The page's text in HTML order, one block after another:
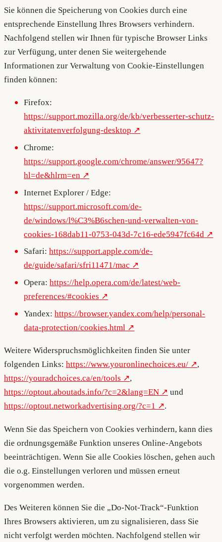
Sie können die Speicherung von Cookies durch eine
entsprechende Einstellung Ihres Browsers verhindern.
Nachfolgend stellen wir Ihnen für typische Browser Links
zur Verfügung, unter denen Sie weitergehende
Informationen zur Verwaltung von Cookie-Einstellungen
finden können:
Firefox:
https://support.mozilla.org/de/kb/verbesserter-schutz-
aktivitatenverfolgung-desktop
Chrome:
https://support.google.com/chrome/answer/95647?
hl=de&hlrm=en
Internet Explorer / Edge:
https://support.microsoft.com/de-
de/windows/l%C3%B6schen-und-verwalten-von-
cookies-168dab11-0753-043d-7c16-ede5947fc64d
Safari:https://support.apple.com/de-
de/guide/safari/sfri11471/mac
Opera:https://help.opera.com/de/latest/web-
preferences/#cookies
Yandex:https://browser.yandex.com/help/personal-
data-protection/cookies.html
Weitere Widerspruchsmöglichkeiten finden Sie unter
folgenden Links: https://www.youronlinechoices.eu/
,
https://youradchoices.ca/en/tools
,
https://optout.aboutads.info/?c=2&lang=EN
und
https://optout.networkadvertising.org/?c=1
.
Wenn Sie das Speichern von Cookies verhindern, kann dies
die ordnungsgemäße Funktion unseres Online-Angebots
beeinträchtigen. Wenn Sie alle Cookies löschen, gehen auch
die o.g. Einstellungen verloren und müssen erneut
vorgenommen werden.
Des Weiteren können Sie die „Do-Not-Track“-Funktion
Ihres Browsers aktivieren, um zu signalisieren, dass Sie
nicht verfolgt werden möchten. Nachfolgend stellen wir